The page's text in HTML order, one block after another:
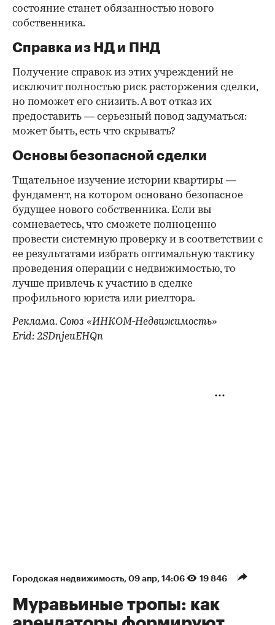
состояние станет обязанностью нового
собственника.
Справка из НД и ПНД
Получение справок из этих учреждений не
исключит полностью риск расторжения сделки,
но поможет его снизить. А вот отказ их
предоставить — серьезный повод задуматься:
может быть, есть что скрывать?
Основы безопасной сделки
Тщательное изучение истории квартиры —
фундамент, на котором основано безопасное
будущее нового собственника. Если вы
сомневаетесь, что сможете полноценно
провести системную проверку и в соответствии с
ее результатами избрать оптимальную тактику
проведения операции с недвижимостью, то
лучше привлечь к участию в сделке
профильного юриста или риелтора.
Реклама. Союз «ИНКОМ-Недвижимость»
Erid: 2SDnjeuEHQn
Городская недвижимость 09 апр, 14:06 19 846
Муравьиные тропы: как